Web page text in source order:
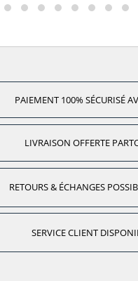
PAIEMENT 100% SÉCURISÉ
LIVRAISON OFFERTE
RETOURS & ÉCHANGES
SERVICE CLIENT